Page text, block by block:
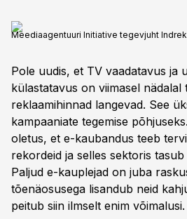
Meediaagentuuri Initiative tegevjuht
Pole uudis, et TV vaadatavus ja
külastatavus on viimasel nädalal
reklaamihinnad langevad. See
kampaaniate tegemise
oletus, et e-kaubandus teeb
rekordeid ja selles sektoris
Paljud e-kauplejad on juba
tõenäosusega lisandub neid
peitub siin ilmselt enim võimalusi.